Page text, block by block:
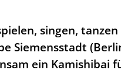
singen,
Siemensstadt
ein Kamishibai